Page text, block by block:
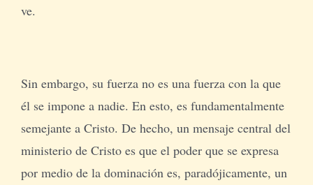
ve.
Sin embargo, su fuerza no es una fuerza con la que
él se impone a nadie. En esto, es fundamentalmente
semejante a Cristo. De hecho, un mensaje central del
ministerio de Cristo es que el poder que se expresa
por medio de la dominación es, paradójicamente, un